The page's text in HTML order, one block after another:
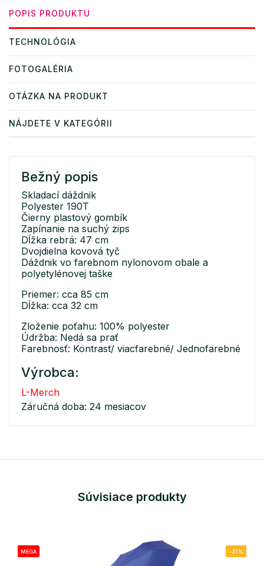
POPIS PRODUKTU
TECHNOLÓGIA
FOTOGALÉRIA
OTÁZKA NA PRODUKT
NÁJDETE V KATEGÓRII
Bežný popis
Skladací dáždnik
Polyester 190T
Čierny plastový gombík
Zapínanie na suchý zips
Dĺžka rebrá: 47 cm
Dvojdielna kovová tyč
Dáždnik vo farebnom nylonovom obale a
polyetylénovej taške
Priemer: cca 85 cm
Dĺžka: cca 32 cm
Zloženie poťahu: 100% polyester
Údržba: Nedá sa prať
Farebnosť: Kontrast/ viacfarebné/ Jednofarebné
Výrobca:
L-Merch
Záručná doba: 24 mesiacov
Súvisiace produkty
MEGA -21%